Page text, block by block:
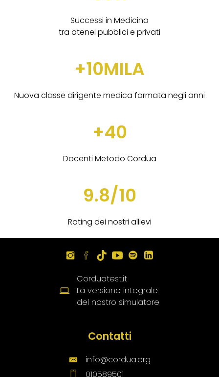
Successi in Medicina
tra atenei pubblici e privati
+10MILA
Nuova classe dirigente medica formata negli anni
+40
Docenti Metodo Cordua
9.8/10
Rating dei nostri allievi
Corduatest.it
La versione integrale
del nostro simulatore
Contatti
info@cordua.org
010589501